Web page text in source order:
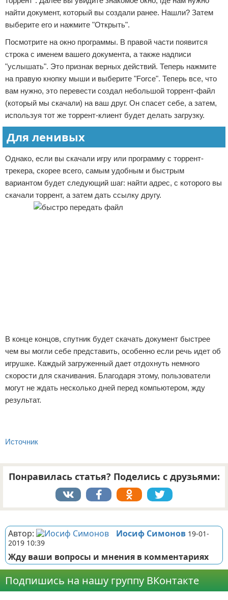
найти документ, который вы создали ранее. Нашли? Затем
выберите его и нажмите "Открыть".
Посмотрите на окно программы. В правой части появится
строка с именем вашего документа, а также надписи
"услышать". Это признак верных действий. Теперь нажмите
на правую кнопку мыши и выберите "Force". Теперь все, что
вам нужно, это перевести создал небольшой торрент-файл
(который мы скачали) на ваш друг. Он спасет себе, а затем,
используя тот же торрент-клиент будет делать загрузку.
Для ленивых
Однако, если вы скачали игру или программу с торрент-
трекера, скорее всего, самым удобным и быстрым
вариантом будет следующий шаг: найти адрес, с которого вы
скачали торрент, а затем дать ссылку другу.
В конце концов, спутник будет скачать документ быстрее
чем вы могли себе представить, особенно если речь идет об
игрушке. Каждый загруженный дает отдохнуть немного
скорости для скачивания. Благодаря этому, пользователи
могут не ждать несколько дней перед компьютером, жду
результат.
Источник
Понравилась статья? Поделись с друзьями:
Автор: Иосиф Симонов 19-01-
2019 10:39
Жду ваши вопросы и мнения в комментариях
Подпишись на нашу группу ВКонтакте